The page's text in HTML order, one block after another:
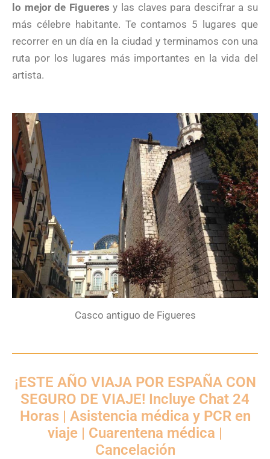
lo mejor de Figueres y las claves para descifrar a su
más célebre habitante. Te contamos 5 lugares que
recorrer en un día en la ciudad y terminamos con una
ruta por los lugares más importantes en la vida del
artista.
Casco antiguo de Figueres
¡ESTE AÑO VIAJA POR ESPAÑA CON
SEGURO DE VIAJE! Incluye Chat 24
Horas | Asistencia médica y PCR en
viaje | Cuarentena médica |
Cancelación